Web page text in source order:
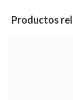
Productos